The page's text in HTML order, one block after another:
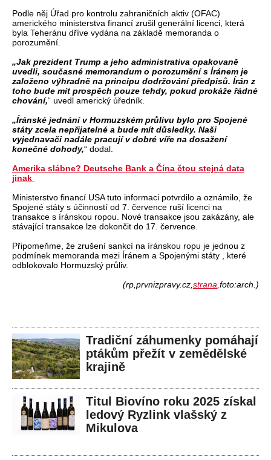
Podle něj Úřad pro kontrolu zahraničních aktiv (OFAC)
amerického ministerstva financí zrušil generální licenci, která
byla Teheránu dříve vydána na základě memoranda o
porozumění.
„Jak prezident Trump a jeho administrativa opakovaně
uvedli, současné memorandum o porozumění s Íránem je
založeno výhradně na principu dodržování předpisů. Írán z
toho bude mít prospěch pouze tehdy, pokud prokáže řádné
chování,“ uvedl americký úředník.
„Íránské jednání v Hormuzském průlivu bylo pro Spojené
státy zcela nepřijatelné a bude mít důsledky. Naši
vyjednavači nadále pracují v dobré víře na dosažení
konečné dohody,“ dodal.
Amerika slábne? Deutsche Bank a Čína čtou stejná data
jinak
Ministerstvo financí USA tuto informaci potvrdilo a oznámilo, že
Spojené státy s účinností od 7. července ruší licenci na
transakce s íránskou ropou. Nové transakce jsou zakázány, ale
stávající transakce lze dokončit do 17. července.
Připomeňme, že zrušení sankcí na íránskou ropu je jednou z
podmínek memoranda mezi Íránem a Spojenými státy , které
odblokovalo Hormuzský průliv.
(rp,prvnizpravy.cz, strana ,foto:arch.)
Tradiční záhumenky pomáhají
ptákům přežít v zemědělské
krajině
Titul Biovíno roku 2025 získal
ledový Ryzlink vlašský z
Mikulova